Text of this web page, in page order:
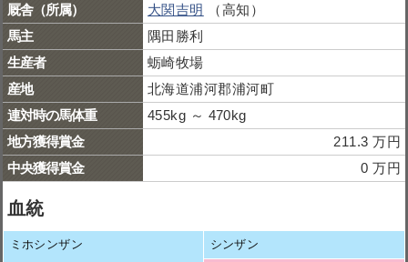
厩舎（所属）
大関吉明
（高知）
馬主
隅田勝利
生産者
蛎崎牧場
産地
北海道浦河郡浦河町
連対時の馬体重
455kg ～ 470kg
地方獲得賞金
211.3 万円
中央獲得賞金
0 万円
血統
ミホシンザン シンザン